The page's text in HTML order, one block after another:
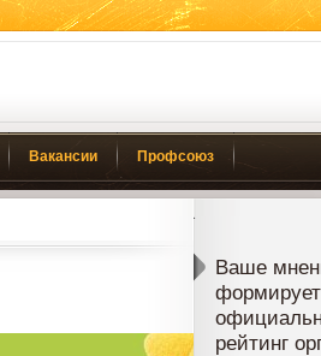
Вакансии Профсоюз
Ваше
формирует
рейтинг